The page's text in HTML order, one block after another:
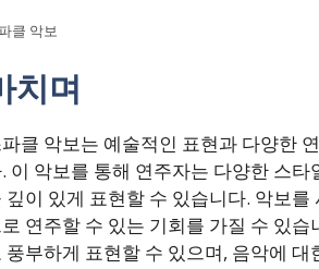
클 악보
치며
클 악보는 예술적인 표현과 다양한
이 악보를 통해 연주자는 다양한 스
깊이 있게 표현할 수 있습니다. 악보
연주할 수 있는 기회를 가질 수 있
풍부하게 표현할 수 있으며, 음악에